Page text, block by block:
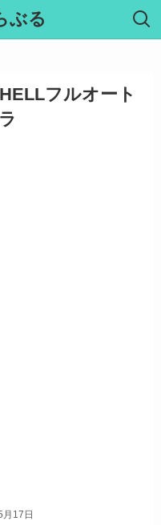
ぶる
フルオート
17日